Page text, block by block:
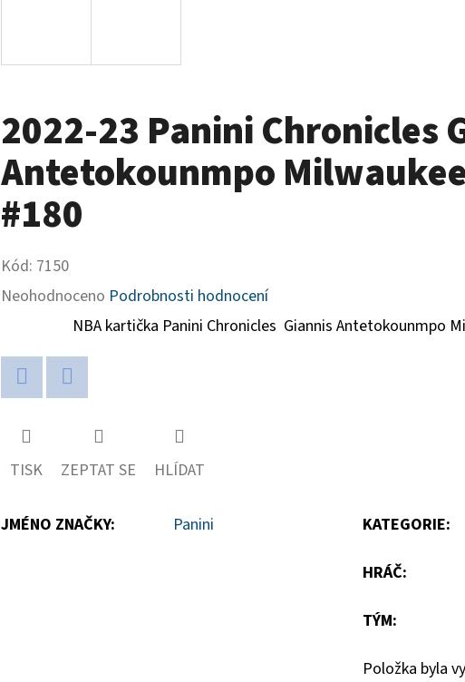
2022-23 Panini Chronicles
Antetokounmpo
#180
Kód: 7150
Průměrné
produktu
Neohodnoceno Podrobnosti hodnocení
NBA kartička Panini Chronicles Giannis Antetokounmpo
TISK ZEPTAT SE HLÍDAT
JMÉNO ZNAČKY: Panini KATEGORIE:
HRÁČ:
TÝM:
Položka byla